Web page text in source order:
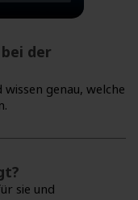
der
genau, welche
sie und